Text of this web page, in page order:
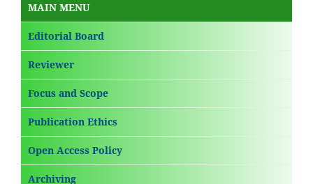
MAIN MENU
Editorial Board
Reviewer
Focus and Scope
Publication Ethics
Open Access Policy
Archiving